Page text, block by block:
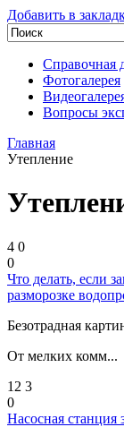
Добавить в
Справочная
Фотогалерея
Вопросы
Главная
Утепление
4 0
0
Что делать, если
разморозке
Безотрадная
От мелких комм...
12 3
0
Насосная станция